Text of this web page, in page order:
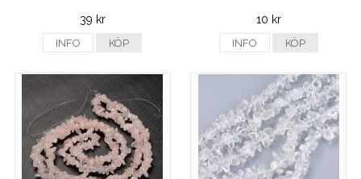
39 kr
INFO KÖP
10 kr
INFO KÖP